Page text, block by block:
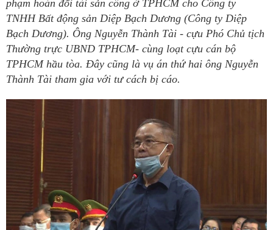
phạm hoán đổi tài sản công ở TPHCM cho Công ty
TNHH Bất động sản Diệp Bạch Dương (Công ty Diệp
Bạch Dương). Ông Nguyễn Thành Tài - cựu Phó Chủ tịch
Thường trực UBND TPHCM- cùng loạt cựu cán bộ
TPHCM hầu tòa. Đây cũng là vụ án thứ hai ông Nguyễn
Thành Tài tham gia với tư cách bị cáo.